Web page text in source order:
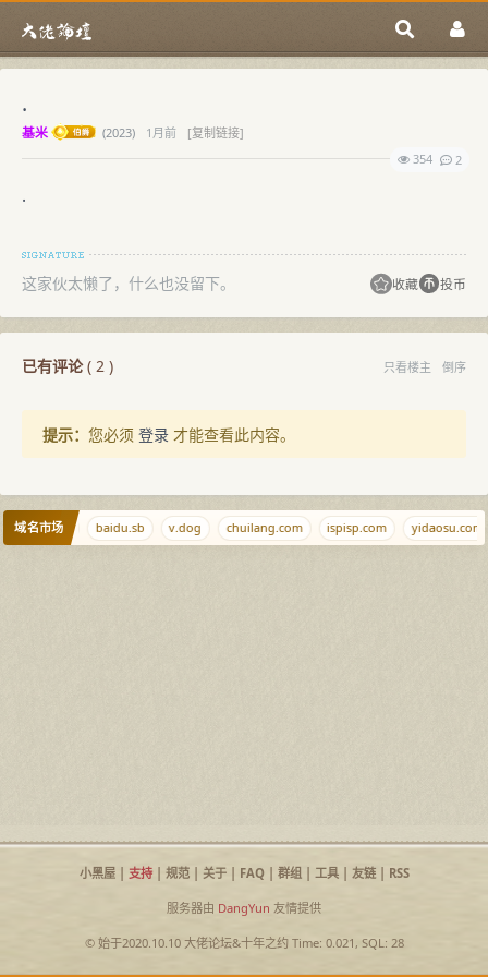
.
基米 (2023) 1月前
[复制链接]
354
2
.
这家伙太懒了，什么也没留下。 收藏 投币
已有评论( 2 ) 只看楼主 倒序
提示： 您必须 登录 才能查看此内容。
域名市场
g.cr baidu.sb v.dog chuilang.com ispisp.com yidaosu.com
小黑屋| 支持| 规范| 关于| FAQ| 群组| 工具| 友链| RSS
服务器由 DangYun 友情提供
© 始于2020.10.10 大佬论坛&十年之约Time: 0.021, SQL: 28